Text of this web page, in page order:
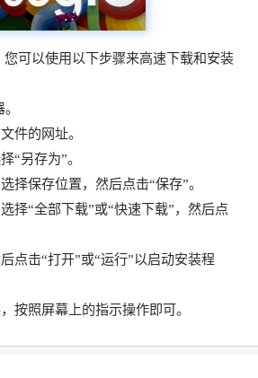
您可以使用以下步骤来高速下载和安装
件的网址。
“另存为”。
择保存位置，然后点击“保存”。
择“全部下载”或“快速下载”，然后点
点击“打开”或“运行”以启动安装程
按照屏幕上的指示操作即可。